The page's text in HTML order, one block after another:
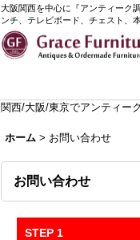
大阪関西を中心に『アンティーク
ンチ、テレビボード、チェスト、
関西/大阪/東京でアンティー
ホーム > お問い合わせ
お問い合わせ
STEP 1